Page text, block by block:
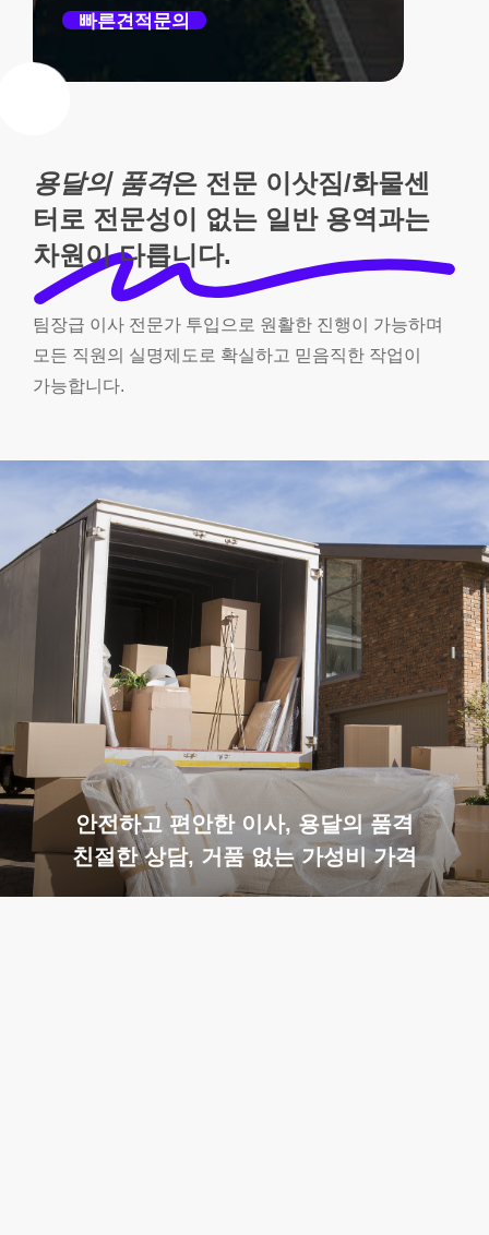
빠른견적문의
용달의 품격은 전문 이삿짐/화물센
터로 전문성이 없는 일반 용역과는
차원이 다릅니다.
팀장급 이사 전문가 투입으로 원활한 진행이
가능하며
모든 직원의 실명제도로 확실하고 믿음직한 작업이
가능합니다.
안전하고 편안한 이사, 용달의 품격
친절한 상담, 거품 없는 가성비 가격